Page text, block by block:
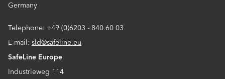
Germany
Telephone: +49 (0)6203 - 840 60 03
E-mail: sld@safeline.eu
SafeLine Europe
Industrieweg 114